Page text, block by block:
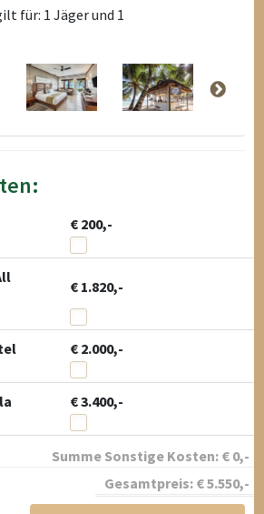
für: 1 Jäger und 1
€ 200,-
€ 1.820,-
€ 2.000,-
€ 3.400,-
Summe Sonstige Kosten: € 0,-
Gesamtpreis: €5.550,-